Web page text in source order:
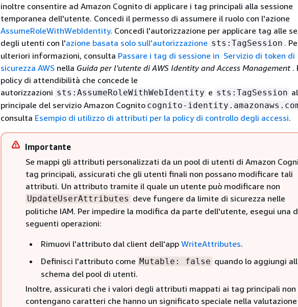
inoltre consentire ad Amazon Cognito di applicare i tag principali alla sessione
temporanea dell'utente. Concedi il permesso di assumere il ruolo con l'azione
AssumeRoleWithWebIdentity. Concedi l'autorizzazione per applicare tag alle
degli utenti con l'azione basata solo sull'autorizzazione sts:TagSession .
ulteriori informazioni, consulta Passare i tag di sessione in Servizio di token di
sicurezza AWS nella Guida per l'utente di AWS Identity and Access Management .
policy di attendibilità che concede le
autorizzazioni sts:AssumeRoleWithWebIdentity e sts:TagSession al
principale del servizio Amazon Cognito cognito-
consulta Esempio di utilizzo di attributi per la policy di controllo degli accessi.
Importante
Se mappi gli attributi personalizzati da un pool di utenti di Amazon
tag principali, assicurati che gli utenti finali non possano modificare tali
attributi. Un attributo tramite il quale un utente può modificare non
UpdateUserAttributes deve fungere da limite di sicurezza nelle
politiche IAM. Per impedire la modifica da parte dell'utente, esegui una
seguenti operazioni:
Rimuovi l'attributo dal client dell'app WriteAttributes.
Definisci l'attributo come Mutable: false quando lo aggiungi
schema del pool di utenti.
Inoltre, assicurati che i valori degli attributi mappati ai tag principali non
contengano caratteri che hanno un significato speciale nella